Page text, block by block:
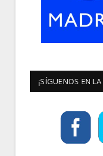
¡SÍGUENOS EN LA